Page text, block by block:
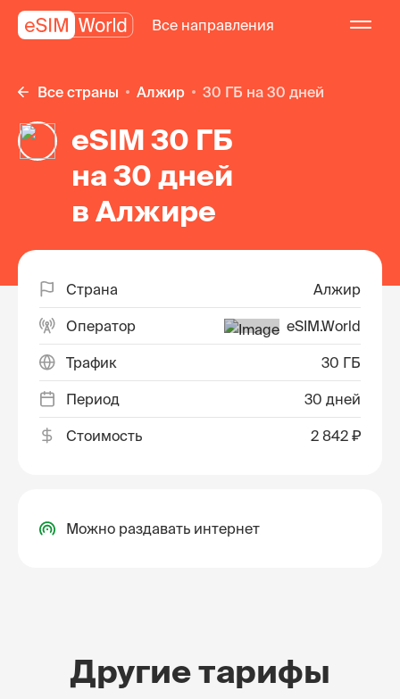
Все направления
Все страны Алжир 30 ГБ на 30 дней
eSIM 30 ГБ
на 30 дней
в Алжире
Страна Алжир
Оператор eSIM.World
Трафик 30 ГБ
Период 30 дней
Стоимость 2 842 ₽
Можно раздавать интернет
Другие тарифы